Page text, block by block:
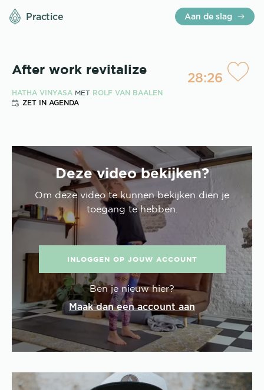
Practice Aan de slag
After work revitalize 28:26
HATHA VINYASAMET ROLF VAN BAALEN
ZET IN AGENDA
Deze video bekijken?
Om deze video te kunnen bekijken dien je
toegang te hebben.
INLOGGEN OP JOUW ACCOUNT
Ben je nieuw hier?
Maak dan een account aan